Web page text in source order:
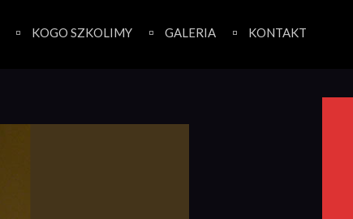
KOGO SZKOLIMY GALERIA KONTAKT